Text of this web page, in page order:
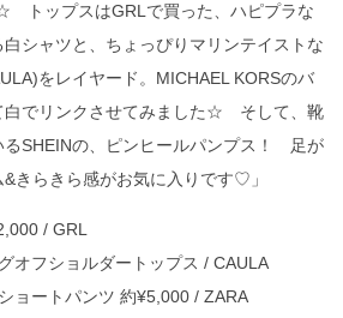
トップスはGRLで買った、ハピプラな
シャツと、ちょっぴりマリンテイストな
をレイヤード。MICHAEL KORSのバ
白でリンクさせてみました☆ そして、靴
るSHEINの、ピンヒールパンプス！ 足が
きらきら感がお気に入りです♡」
/ GRL
オフショルダートップス / CAULA
ョートパンツ 約¥5,000 / ZARA